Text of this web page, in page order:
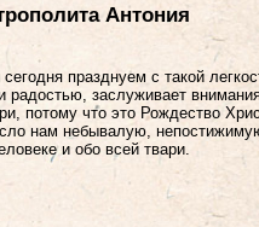
Антония
празднуем с такой
радостью, заслуживает
потому что это Рождество
нам небывалую,
и обо всей твари.